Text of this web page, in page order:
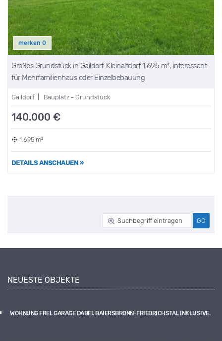
merken 0
Großes Grundstück in Gaildorf-Kleinaltdorf 1.695 m², interessant
für Mehrfamilienhaus oder Einzelbebauung
Gaildorf | Bauplatz - Grundstück
140.000 €
1.695 m²
DETAILS ANSCHAUEN »
NEUESTE OBJEKTE
WOHNUNG FREI. GARAGE DABEI. BAIERSBRONN-FRIEDRICHSTAL INKLUSIVE.